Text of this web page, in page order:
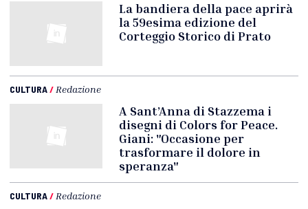
La bandiera della pace aprirà
la 59esima edizione del
Corteggio Storico di Prato
CULTURA/ Redazione
A Sant’Anna di Stazzema i
disegni di Colors for Peace.
Giani: "Occasione per
trasformare il dolore in
speranza"
CULTURA/ Redazione